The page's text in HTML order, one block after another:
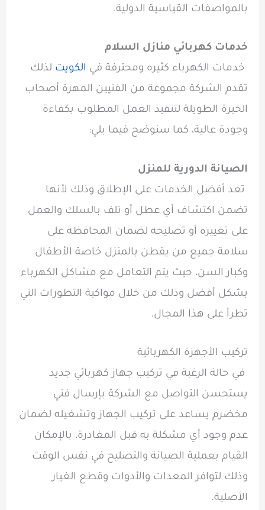
بالمواصفات القياسية الدولية.
خدمات كهربائي منازل السلام
خدمات الكهرباء كثيره ومحترفة في الكويت لذلك
تقدم الشركة مجموعة من الفنيين المهرة أصحاب
الخبرة الطويلة لتنفيذ العمل المطلوب بكفاءة
وجودة عالية، كما سنوضح فيما يلي:
الصيانة الدورية للمنزل
تعد أفضل الخدمات على الإطلاق وذلك لأنها
تضمن اكتشاف أي عطل أو تلف بالسلك والعمل
على تغييره أو تصليحه لضمان المحافظة على
سلامة جميع من يقطن بالمنزل خاصة الأطفال
وكبار السن، حيث يتم التعامل مع مشاكل الكهرباء
بشكل أفضل وذلك من خلال مواكبة التطورات التي
تطرأ على هذا المجال.
تركيب الأجهزة الكهربائية
في حالة الرغبة في تركيب جهاز كهربائي جديد
يستحسن التواصل مع الشركة بإرسال فني
مخضرم يساعد على تركيب الجهاز وتشغيله لضمان
عدم وجود أي مشكلة به قبل المغادرة، بالإمكان
القيام بعملية الصيانة والتصليح في نفس الوقت
وذلك لتوافر المعدات والأدوات وقطع الغيار
الأصلية.